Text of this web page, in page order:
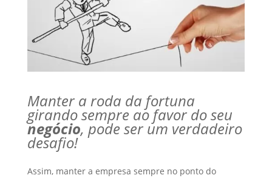
Manter a roda da fortuna
girando sempre ao favor do seu
negócio, pode ser um verdadeiro
desafio!
Assim, manter a empresa sempre no ponto do